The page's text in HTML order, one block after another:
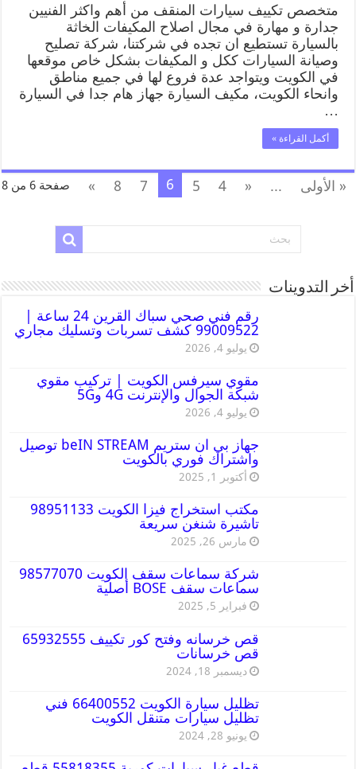
متخصص تكييف سيارات المنقف من أهم واكثر الفنيين
جدارة و مهارة في مجال اصلاح المكيفات الخاثة
بالسيارة تستطيع ان تجده في شركتنا، شركة تصليح
وصيانة السيارات ككل و المكيفات بشكل خاص موقعها
في الكويت ويتواجد عدة فروع لها في جميع مناطق
وانحاء الكويت، مكيف السيارة جهاز هام جدا في السيارة
…
أكمل القراءة »
صفحة 6 من 8 « الأولى ...
«
4
5
6
7
8
»
أخر التدوينات
رقم فني صحي سباك القرين 24 ساعة |
99009522 كشف تسربات وتسليك مجاري
يوليو 4, 2026
مقوي سيرفس الكويت | تركيب مقوي
شبكة الجوال والإنترنت 4G و5G
يوليو 4, 2026
جهاز بي ان ستريم beIN STREAM توصيل
واشتراك فوري بالكويت
أكتوبر 1, 2025
مكتب استخراج فيزا الكويت 98951133
تاشيرة شنغن سريعة
مارس 26, 2025
شركة سماعات سقف الكويت 98577070
سماعات سقف BOSE أصلية
فبراير 5, 2025
قص خرسانه وفتح كور تكييف 65932555
قص خرسانات
ديسمبر 18, 2024
تظليل سيارة الكويت 66400552 فني
تظليل سيارات متنقل الكويت
يونيو 28, 2024